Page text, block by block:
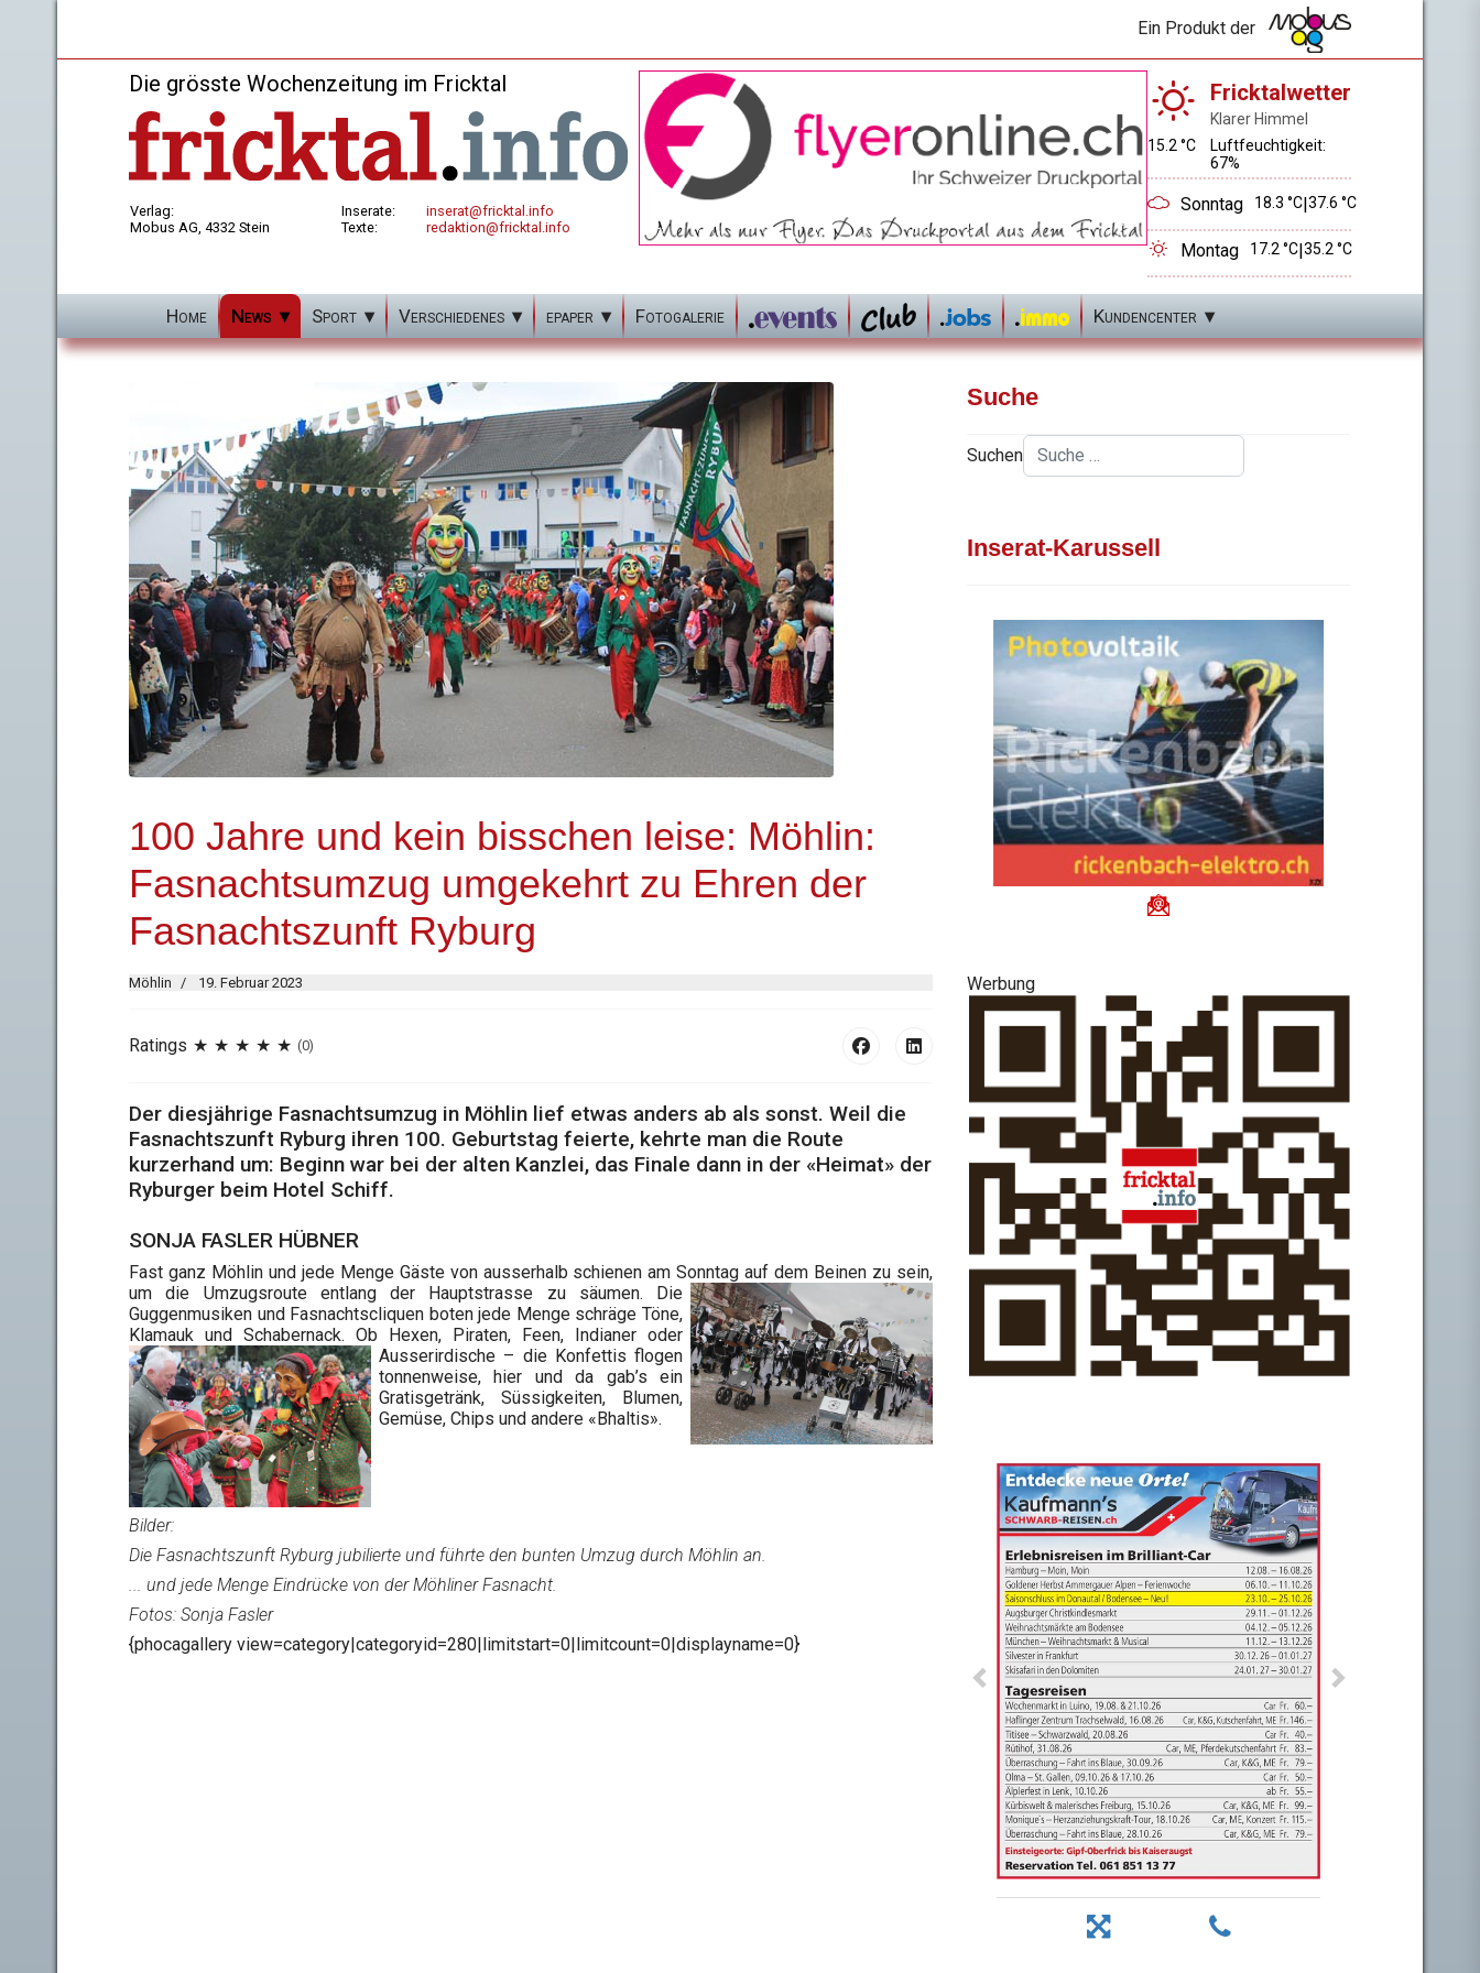
Ein Produkt der
Die grösste Wochenzeitung im Fricktal
Verlag:
Mobus AG, 4332 Stein
Inserate:
Texte:
inserat@fricktal.info
redaktion@fricktal.info
Fricktalwetter
Klarer Himmel
15.2 °C
Luftfeuchtigkeit:
67%
Sonntag 18.3 °C|37.6 °C
Montag 17.2 °C|35.2 °C
Home News Sport Verschiedenes epaper Fotogalerie Kundencenter
100 Jahre und kein bisschen leise: Möhlin:
Fasnachtsumzug umgekehrt zu Ehren der
Fasnachtszunft Ryburg
Möhlin 19. Februar 2023
Ratings (0)
Der diesjährige Fasnachtsumzug in Möhlin lief etwas anders ab als sonst. Weil die
Fasnachtszunft Ryburg ihren 100. Geburtstag feierte, kehrte man die Route
kurzerhand um: Beginn war bei der alten Kanzlei, das Finale dann in der «Heimat» der
Ryburger beim Hotel Schiff.
SONJA FASLER HÜBNER
Fast ganz Möhlin und jede Menge Gäste von ausserhalb schienen am Sonntag auf dem Beinen zu sein,
um die Umzugsroute entlang der Hauptstrasse zu säumen. Die
Guggenmusiken und Fasnachtscliquen boten jede Menge schräge Töne,
Klamauk und Schabernack. Ob Hexen, Piraten, Feen, Indianer oder
Ausserirdische – die Konfettis flogen
tonnenweise, hier und da gab’s ein
Gratisgetränk, Süssigkeiten, Blumen,
Gemüse, Chips und andere «Bhaltis».
Bilder:
Die Fasnachtszunft Ryburg jubilierte und führte den bunten Umzug durch Möhlin an.
... und jede Menge Eindrücke von der Möhliner Fasnacht.
Fotos: Sonja Fasler
{phocagallery view=category|categoryid=280|limitstart=0|limitcount=0|displayname=0}
Suche
Suchen
Inserat-Karussell
Werbung